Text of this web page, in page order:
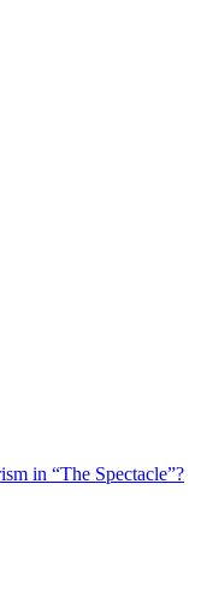
in “The Spectacle”?